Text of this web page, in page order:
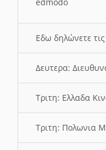
Εδω δηλώνετε τις
Δευτερα:
Τριτη: Ελλαδα
Τριτη: Πολωνια